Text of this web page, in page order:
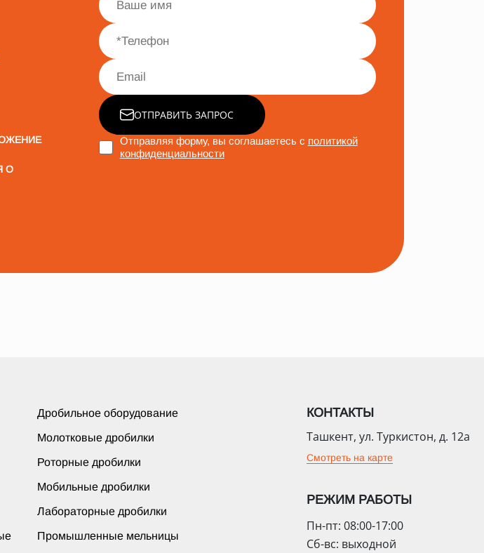
О
ОТПРАВИТЬ ЗАПРОС
Отправляя форму, вы соглашаетесь с политикой
конфиденциальности
Дробильное оборудование
Молотковые дробилки
Роторные дробилки
Мобильные дробилки
Лабораторные дробилки
Промышленные мельницы
КОНТАКТЫ
Ташкент, ул. Туркистон, д. 12а
Смотреть на карте
РЕЖИМ РАБОТЫ
Пн-пт: 08:00-17:00
Сб-вс: выходной